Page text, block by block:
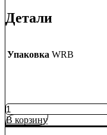
Детали
Упаковка WRB
Количество
товара
Ель
В корзину